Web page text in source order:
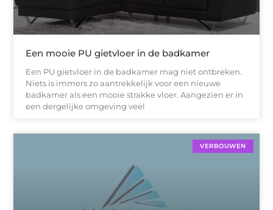
Een mooie PU gietvloer in de badkamer
Een PU gietvloer in de badkamer mag niet ontbreken.
Niets is immers zo aantrekkelijk voor een nieuwe
badkamer als een mooie strakke vloer. Aangezien er in
een dergelijke omgeving veel
VERBOUWEN